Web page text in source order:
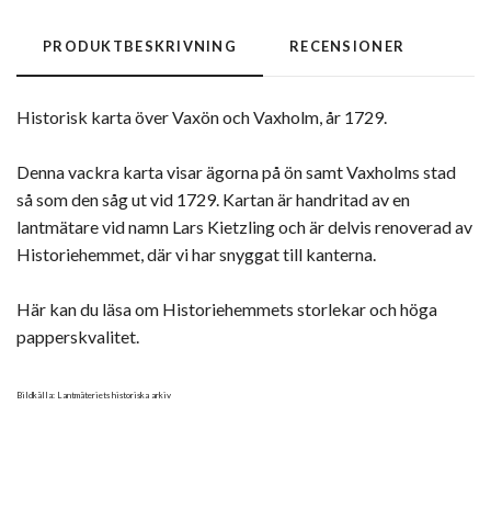
PRODUKTBESKRIVNING RECENSIONER
Historisk karta över Vaxön och Vaxholm, år 1729.
Denna vackra karta visar ägorna på ön samt Vaxholms stad
så som den såg ut vid 1729. Kartan är handritad av en
lantmätare vid namn Lars Kietzling och är delvis renoverad av
Historiehemmet, där vi har snyggat till kanterna.
Här kan du läsa om Historiehemmets storlekar och höga
papperskvalitet.
Bildkälla: Lantmäteriets historiska arkiv